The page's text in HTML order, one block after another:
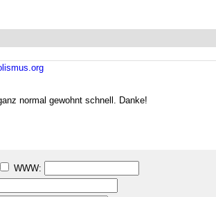
normal gewohnt schnell. Danke!
WWW: